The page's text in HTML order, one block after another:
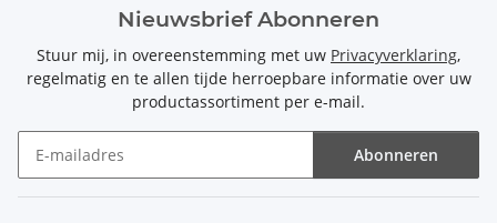
Nieuwsbrief Abonneren
Stuur mij, in overeenstemming met uw Privacyverklaring,
regelmatig en te allen tijde herroepbare informatie over uw
productassortiment per e-mail.
Abonneren